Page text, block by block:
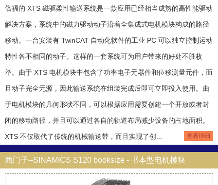
倍福的 XTS 磁驱柔性输送系统是一款应用已经相当成熟的高性能驱动
解决方案，系统中的磁力驱动动子沿着全集成式电机模块构成的路径
移动。一台安装有 TwinCAT 自动化软件的工业 PC 可以独立控制运动
特性各不相同的动子。这样的一套系统可为用户带来的好处不胜枚
举。由于 XTS 电机模块中包含了功率电子元器件和位移测量元件，而
且动子完全无源，因此输送系统在组装完成后即可立即投入使用。由
于电机模块的几何形状不同，可以根据应用需要创建一个开放或者封
闭的移动路径，并且可以通过各自的轨道布局减少设备的占地面积。
XTS 不仅取代了传统的机械输送带，而且实现了创... 查看详细
西门子--SINAMICS S120 booksize - 书本型电机模块